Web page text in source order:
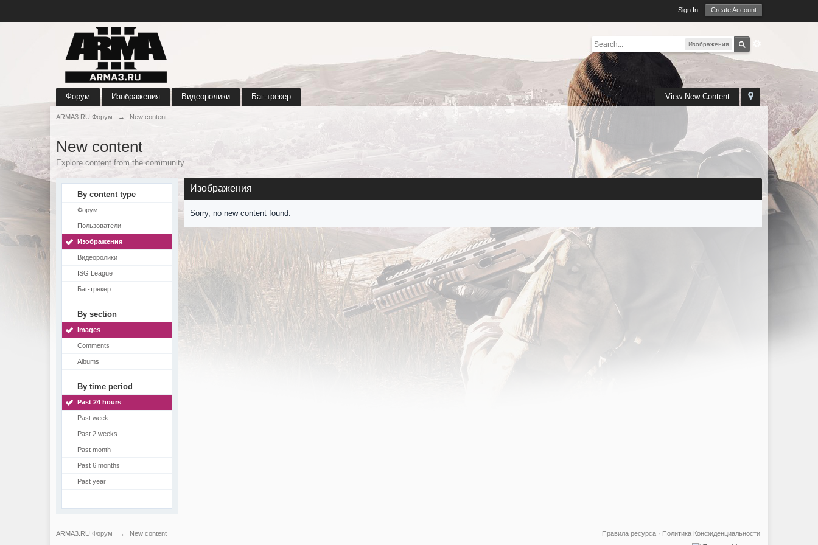
Sign In Create Account
Изображения
View New Content
Форум Изображения Видеоролики Баг-трекер
ARMA3.RU Форум → New content
New content
Explore content from the community
By content type
Форум
Пользователи
Изображения
Видеоролики
ISG League
Баг-трекер
By section
Images
Comments
Albums
By time period
Past 24 hours
Past week
Past 2 weeks
Past month
Past 6 months
Past year
Изображения
Sorry, no new content found.
ARMA3.RU Форум → New content Политика Конфиденциальности
Правила ресурса ·